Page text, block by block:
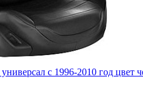
с 1996-2010 год цвет